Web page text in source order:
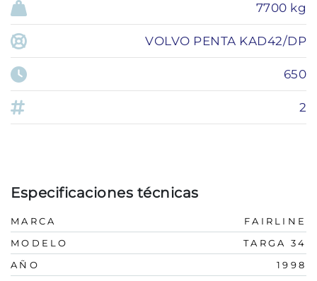
7700 kg
VOLVO PENTA KAD42/DP
650
2
Especificaciones técnicas
MARCA
FAIRLINE
MODELO
TARGA 34
AÑO
1998